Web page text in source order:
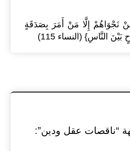
نَجْوَاهُمْ إِلَّا مَنْ أَمَرَ بِصَدَقَةٍ
النَّاسِ} (النساء 115)
“ناقصات عقل ودين”: